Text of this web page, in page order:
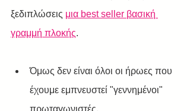
ξεδιπλώσεις μια best seller βασική
γραμμή πλοκής.
Όμως δεν είναι όλοι οι ήρωες που
έχουμε εμπνευστεί "γεννημένοι"
πρωταγωνιστές.